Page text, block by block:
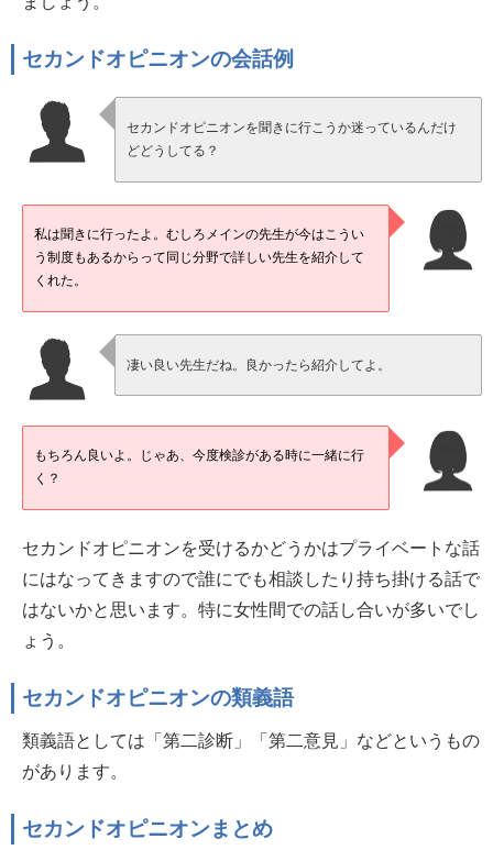
セカンドオピニオンの会話例
セカンドオピニオンを聞きに行こうか迷っているんだけ
どどうしてる？
私は聞きに行ったよ。むしろメインの先生が今はこうい
う制度もあるからって同じ分野で詳しい先生を紹介して
くれた。
凄い良い先生だね。良かったら紹介してよ。
もちろん良いよ。じゃあ、今度検診がある時に一緒に行
く？
セカンドオピニオンを受けるかどうかはプライベートな話
にはなってきますので誰にでも相談したり持ち掛ける話で
はないかと思います。特に女性間での話し合いが多いでし
ょう。
セカンドオピニオンの類義語
類義語としては「第二診断」「第二意見」などというもの
があります。
セカンドオピニオンまとめ